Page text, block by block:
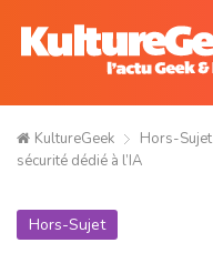
KultureGeek Hors-Sujet
sécurité dédié à l’IA
Hors-Sujet